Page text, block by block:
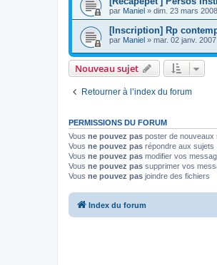
par Maniel » dim. 23 mars
[Inscription] Rp
par Maniel » mar. 02 janv.
Nouveau sujet
Retourner à l’index du forum
PERMISSIONS DU FORUM
Vous ne pouvez pas poster de nouveaux
Vous ne pouvez pas répondre aux sujets
Vous ne pouvez pas modifier vos
Vous ne pouvez pas supprimer vos
Vous ne pouvez pas joindre des fichiers
Index du forum